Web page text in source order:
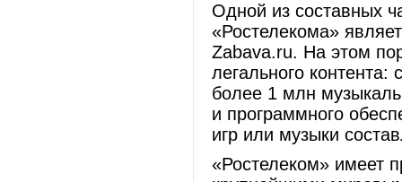
Одной из составных
«Ростелекома»
Zabava.ru. На этом
легального
более 1 млн
и программного
игр или музыки
«Ростелеком» имеет